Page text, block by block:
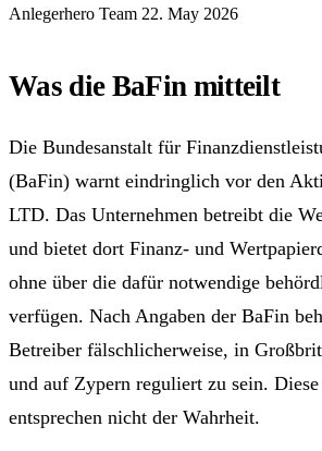
Anlegerhero Team 22. May 2026
Was die BaFin mitteilt
Die Bundesanstalt für
(BaFin) warnt eindringlich vor den
LTD. Das Unternehmen betreibt die
und bietet dort Finanz- und
ohne über die dafür notwendige
verfügen. Nach Angaben der BaFin
Betreiber fälschlicherweise, in
und auf Zypern reguliert zu sein. Diese
entsprechen nicht der Wahrheit.